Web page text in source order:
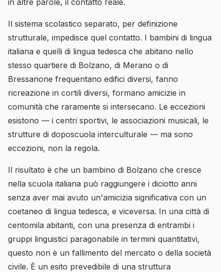
Il sistema scolastico separato, per definizione
strutturale, impedisce quel contatto. I bambini di lingua
italiana e quelli di lingua tedesca che abitano nello
stesso quartiere di Bolzano, di Merano o di
Bressanone frequentano edifici diversi, fanno
ricreazione in cortili diversi, formano amicizie in
comunità che raramente si intersecano. Le eccezioni
esistono — i centri sportivi, le associazioni musicali, le
strutture di doposcuola interculturale — ma sono
eccezioni, non la regola.
Il risultato è che un bambino di Bolzano che cresce
nella scuola italiana può raggiungere i diciotto anni
senza aver mai avuto un'amicizia significativa con un
coetaneo di lingua tedesca, e viceversa. In una città di
centomila abitanti, con una presenza di entrambi i
gruppi linguistici paragonabile in termini quantitativi,
questo non è un fallimento del mercato o della società
civile. È un esito prevedibile di una struttura